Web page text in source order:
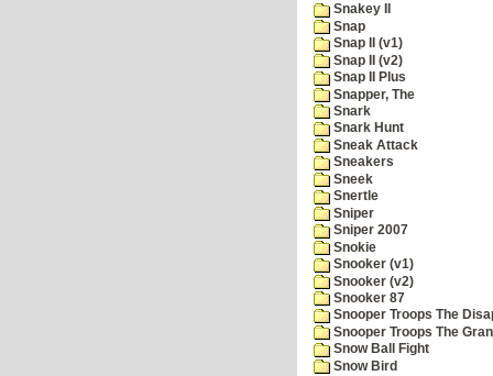
Snakey II
Snap
Snap II (v1)
Snap II (v2)
Snap II Plus
Snapper, The
Snark
Snark Hunt
Sneak Attack
Sneakers
Sneek
Snertle
Sniper
Sniper 2007
Snokie
Snooker (v1)
Snooker (v2)
Snooker 87
Snooper Troops The
Snooper Troops The
Snow Ball Fight
Snow Bird